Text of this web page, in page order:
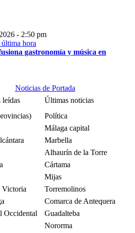
- 2:50 pm
gastronomía y música en
Noticias de Portada
leídas
Últimas noticias
Política
Málaga capital
Marbella
Alhaurín de la Torre
Cártama
Mijas
Victoria
Torremolinos
Comarca de Antequera
Occidental
Guadalteba
Nororma